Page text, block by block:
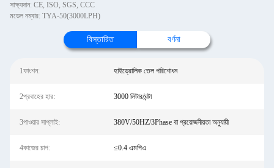
সাক্ষ্যদান: CE, ISO, SGS, CCC
মডেল নম্বার: TYA-50(3000LPH)
বিস্তারিত বর্ণনা
1ফাংশন: হাইড্রোলিক তেল পরিশোধন
2প্রবাহের হার: 3000 লিটার/ঘন্টা
3পাওয়ার সাপ্লাই: 380V/50HZ/3Phase বা প্রয়োজনীয়তা অনুযায়ী
4কাজের চাপ: ≤0.4 এমপিএ